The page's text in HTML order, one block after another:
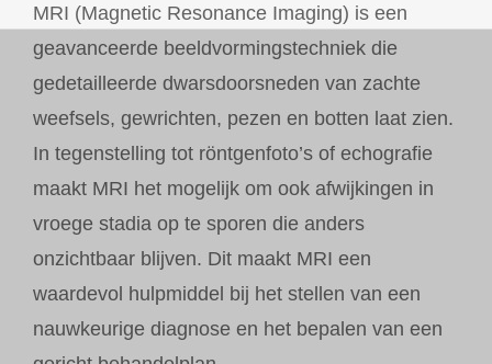
MRI (Magnetic Resonance Imaging) is een
geavanceerde beeldvormingstechniek die
gedetailleerde dwarsdoorsneden van zachte
weefsels, gewrichten, pezen en botten laat zien.
In tegenstelling tot röntgenfoto’s of echografie
maakt MRI het mogelijk om ook afwijkingen in
vroege stadia op te sporen die anders
onzichtbaar blijven. Dit maakt MRI een
waardevol hulpmiddel bij het stellen van een
nauwkeurige diagnose en het bepalen van een